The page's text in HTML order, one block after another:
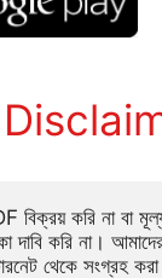
বিক্রয় করি না বা
দাবি করি না।
থেকে সংগ্রহ